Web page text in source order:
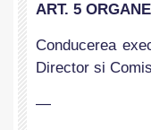
ART. 5
Conducerea
Director si
—